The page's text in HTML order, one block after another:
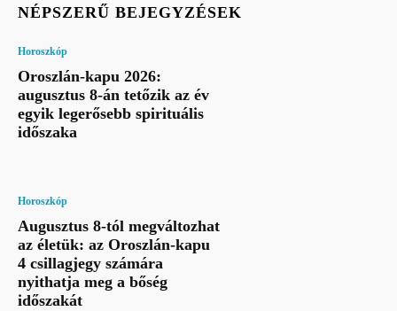
NÉPSZERŰ BEJEGYZÉSEK
Horoszkóp
Oroszlán-kapu 2026:
augusztus 8-án tetőzik az év
egyik legerősebb spirituális
időszaka
Horoszkóp
Augusztus 8-tól megváltozhat
az életük: az Oroszlán-kapu
4 csillagjegy számára
nyithatja meg a bőség
időszakát